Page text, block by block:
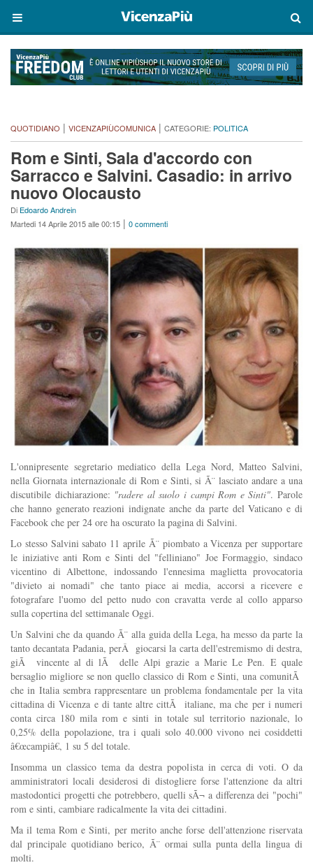
QUOTIDIANO | VICENZAPIÙCOMUNICA | CATEGORIE: POLITICA
Rom e Sinti, Sala d'accordo con
Sarracco e Salvini. Casadio: in arrivo
nuovo Olocausto
Di Edoardo Andrein
Martedi 14 Aprile 2015 alle 00:15 | 0 commenti
L'onnipresente segretario mediatico della Lega Nord, Matteo Salvini,
nella Giornata internazionale di Rom e Sinti, si Ã¨ lasciato andare a una
discutibile dichiarazione: "radere al suolo i campi Rom e Sinti". Parole
che hanno generato reazioni indignate anche da parte del Vaticano e di
Facebook che per 24 ore ha oscurato la pagina di Salvini.
Lo stesso Salvini sabato 11 aprile Ã¨ piombato a Vicenza per supportare
le iniziative anti Rom e Sinti del "felliniano" Joe Formaggio, sindaco
vicentino di Albettone, indossando l'ennesima maglietta provocatoria
"divieto ai nomadi" che tanto piace ai media, accorsi a ricevere e
fotografare l'uomo del petto nudo con cravatta verde al collo apparso
sulla copertina del settimanale Oggi.
Un Salvini che da quando Ã¨ alla guida della Lega, ha messo da parte la
tanto decantata Padania, perÂ giocarsi la carta dell'estremismo di destra,
giÃ vincente al di lÃ delle Alpi grazie a Marie Le Pen. E quale
bersaglio migliore se non quello classico di Rom e Sinti, una comunitÃ
che in Italia sembra rappresentare un problema fondamentale per la vita
cittadina di Vicenza e di tante altre cittÃ italiane, ma che per i numeri
conta circa 180 mila rom e sinti in totale sul territorio nazionale, lo
0,25% della popolazione, tra i quali solo 40.000 vivono nei cosiddetti
â€œcampiâ€, 1 su 5 del totale.
Insomma un classico tema da destra popolista in cerca di voti. O da
amministratori locali desiderosi di distogliere forse l'attenzione da altri
mastodontici progetti che potrebbero, quelli sÃ¬ a differenza dei "pochi"
rom e sinti, cambiare radicalmente la vita dei cittadini.
Ma il tema Rom e Sinti, per merito anche forse dell'attenzione riservata
dal principale quotidiano berico, Ã¨ ormai sulla punta della lingua di
molti.